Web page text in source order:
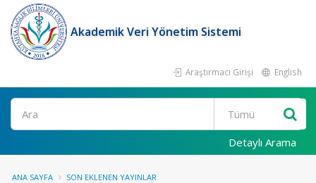
Akademik Veri Yönetim Sistemi
Araştırmacı Girişi English
Ara
Detaylı Arama
ANA SAYFA SON EKLENEN YAYINLAR